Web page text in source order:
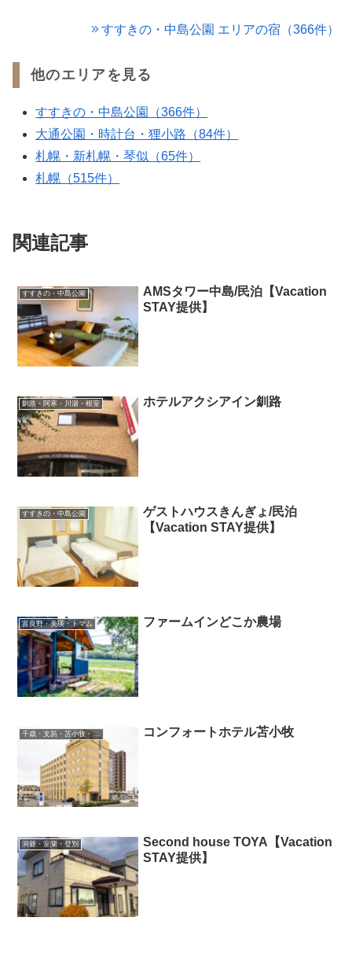
すすきの・中島公園 エリアの宿（366件）
他のエリアを見る
すすきの・中島公園（366件）
大通公園・時計台・狸小路（84件）
札幌・新札幌・琴似（65件）
札幌（515件）
関連記事
すすきの・中島公園
AMSタワー中島/民泊【Vacation
STAY提供】
釧路・阿寒・川湯・根室 ホテルアクシアイン釧路
すすきの・中島公園
ゲストハウスきんぎょ/民泊
【Vacation STAY提供】
富良野・美瑛・トマム ファームインどこか農場
千歳・支笏・苫小牧・滝川・夕張・空知 コンフォートホテル苫小牧
洞爺・室蘭・登別
Second house TOYA【Vacation
STAY提供】